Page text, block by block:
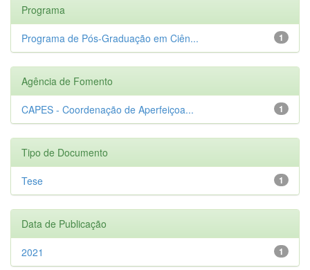
Programa
1
Programa de Pós-Graduação em Ciên...
Agência de Fomento
1
CAPES - Coordenação de Aperfeiçoa...
Tipo de Documento
1
Tese
Data de Publicação
1
2021